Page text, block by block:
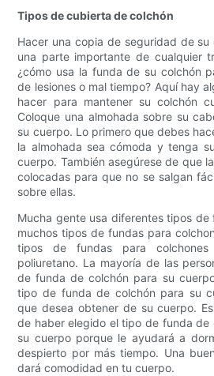
Tipos de cubierta de colchón
Hacer una copia de seguridad de su
una parte importante de cualquier
¿cómo usa la funda de su colchón
de lesiones o mal tiempo? Aquí hay
hacer para mantener su colchón
Coloque una almohada sobre su
su cuerpo. Lo primero que debes
la almohada sea cómoda y tenga
cuerpo. También asegúrese de que
colocadas para que no se salgan
sobre ellas.
Mucha gente usa diferentes tipos de
muchos tipos de fundas para
tipos de fundas para
poliuretano. La mayoría de las
de funda de colchón para su
tipo de funda de colchón para su
que desea obtener de su cuerpo.
de haber elegido el tipo de funda de
su cuerpo porque le ayudará a
despierto por más tiempo. Una
dará comodidad en tu cuerpo.